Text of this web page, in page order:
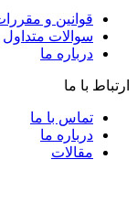
قوانین و
سوالات متداول
درباره ما
ارتباط با ما
تماس با ما
درباره ما
مقالات